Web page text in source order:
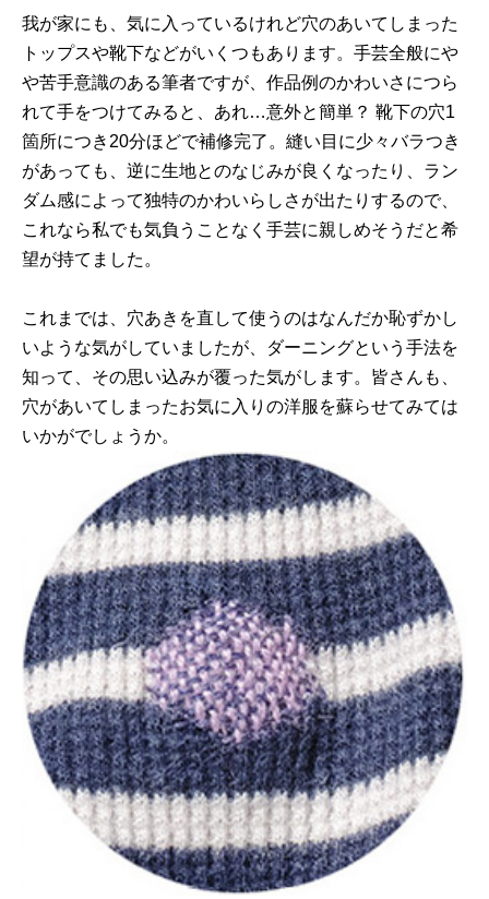
我が家にも、気に入っているけれど穴のあいてしまった
トップスや靴下などがいくつもあります。手芸全般にや
や苦手意識のある筆者ですが、作品例のかわいさにつら
れて手をつけてみると、あれ…意外と簡単？ 靴下の穴1
箇所につき20分ほどで補修完了。縫い目に少々バラつき
があっても、逆に生地とのなじみが良くなったり、ラン
ダム感によって独特のかわいらしさが出たりするので、
これなら私でも気負うことなく手芸に親しめそうだと希
望が持てました。
これまでは、穴あきを直して使うのはなんだか恥ずかし
いような気がしていましたが、ダーニングという手法を
知って、その思い込みが覆った気がします。皆さんも、
穴があいてしまったお気に入りの洋服を蘇らせてみては
いかがでしょうか。